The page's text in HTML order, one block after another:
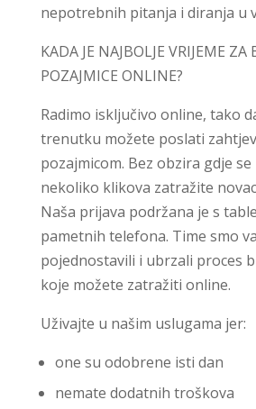
nepotrebnih pitanja i diranja u
KADA JE NAJBOLJE VRIJEME ZA
POZAJMICE ONLINE?
Radimo isključivo online, tako
trenutku možete poslati
pozajmicom. Bez obzira gdje se
nekoliko klikova zatražite
Naša prijava podržana je s
pametnih telefona. Time smo
pojednostavili i ubrzali proces
koje možete zatražiti online.
Uživajte u našim uslugama jer:
one su odobrene isti dan
nemate dodatnih troškova